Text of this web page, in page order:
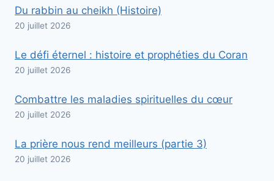
Du rabbin au cheikh (Histoire)
20 juillet 2026
Le défi éternel : histoire et prophéties du Coran
20 juillet 2026
Combattre les maladies spirituelles du cœur
20 juillet 2026
La prière nous rend meilleurs (partie 3)
20 juillet 2026